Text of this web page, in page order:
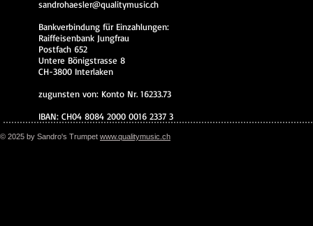
sandrohaesler@qualitymusic.ch
Bankverbindung für Einzahlungen:
Raiffeisenbank Jungfrau
Postfach 652
Untere Bönigstrasse 8
CH-3800 Interlaken
zugunsten von: Konto Nr. 16233.73
IBAN: CH04 8084 2000 0016 2337 3
© 2025 by Sandro's Trumpet www.qualitymusic.ch